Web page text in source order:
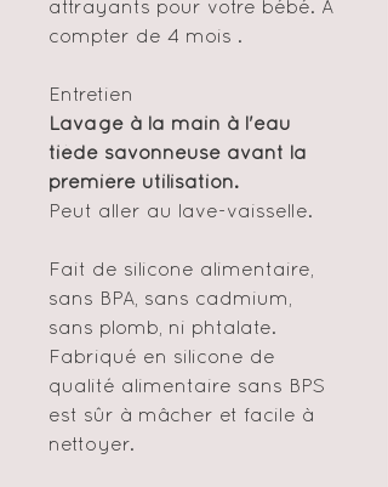
attrayants pour votre bébé. À
compter de 4 mois .
Entretien
Lavage à la main à l'eau
tiède savonneuse avant la
première utilisation.
Peut aller au lave-vaisselle.
Fait de silicone alimentaire,
sans BPA, sans cadmium,
sans plomb, ni phtalate.
Fabriqué en silicone de
qualité alimentaire sans BPS
est sûr à mâcher et facile à
nettoyer.